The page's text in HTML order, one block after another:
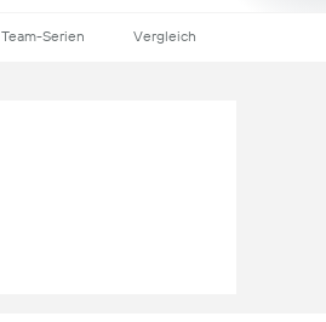
Team-Serien Vergleich